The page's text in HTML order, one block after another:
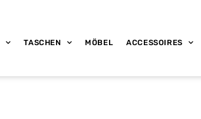
TASCHEN MÖBEL ACCESSOIRES